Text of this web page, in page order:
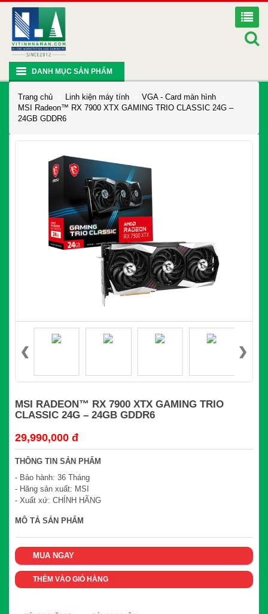
DANH MỤC SẢN PHẨM
Trang chủ Linh kiện máy tính
VGA - Card màn hình
MSI Radeon™ RX 7900 XTX GAMING TRIO CLASSIC 24G –
24GB GDDR6
MSI RADEON™ RX 7900 XTX GAMING TRIO
CLASSIC 24G – 24GB GDDR6
29,990,000 đ
THÔNG TIN SẢN PHẨM
- Bảo hành: 36 Tháng
- Hãng sản xuất: MSI
- Xuất xứ: CHÍNH HÃNG
MÔ TẢ SẢN PHẨM
MUA NGAY
THÊM VÀO GIỎ HÀNG